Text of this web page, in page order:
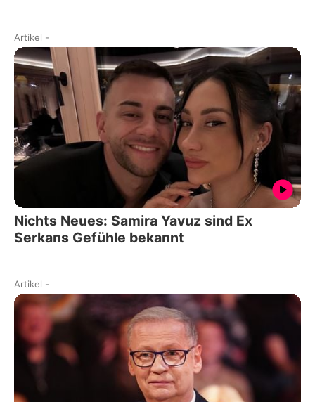
Artikel -
Nichts Neues: Samira Yavuz sind Ex
Serkans Gefühle bekannt
Artikel -